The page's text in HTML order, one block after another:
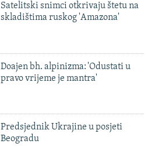
Satelitski snimci otkrivaju štetu na
skladištima ruskog 'Amazona'
Doajen bh. alpinizma: 'Odustati u
pravo vrijeme je mantra'
Predsjednik Ukrajine u posjeti
Beogradu